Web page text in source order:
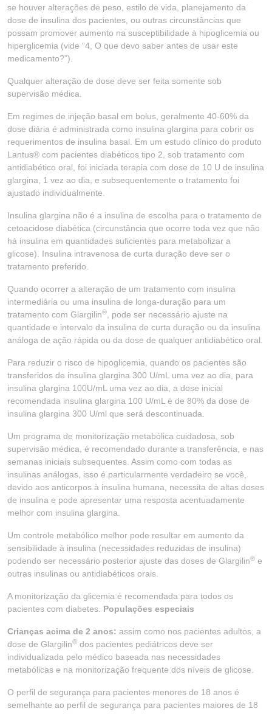
se houver alterações de peso, estilo de vida, planejamento da
dose de insulina dos pacientes, ou outras circunstâncias que
possam promover aumento na susceptibilidade à hipoglicemia ou
hiperglicemia (vide “4, O que devo saber antes de usar este
medicamento?”).
Qualquer alteração de dose deve ser feita somente sob
supervisão médica.
Em regimes de injeção basal em bolus, geralmente 40-60% da
dose diária é administrada como insulina glargina para cobrir os
requerimentos de insulina basal. Em um estudo clínico do produto
Lantus® com pacientes diabéticos tipo 2, sob tratamento com
antidiabético oral, foi iniciada terapia com dose de 10 U de insulina
glargina, 1 vez ao dia, e subsequentemente o tratamento foi
ajustado individualmente.
Insulina glargina não é a insulina de escolha para o tratamento de
cetoacidose diabética (circunstância que ocorre toda vez que não
há insulina em quantidades suficientes para metabolizar a
glicose). Insulina intravenosa de curta duração deve ser o
tratamento preferido.
Quando ocorrer a alteração de um tratamento com insulina
intermediária ou uma insulina de longa-duração para um
tratamento com Glargilin®
, pode ser necessário ajuste na
quantidade e intervalo da insulina de curta duração ou da insulina
análoga de ação rápida ou da dose de qualquer antidiabético oral.
Para reduzir o risco de hipoglicemia, quando os pacientes são
transferidos de insulina glargina 300 U/mL uma vez ao dia, para
insulina glargina 100U/mL uma vez ao dia, a dose inicial
recomendada insulina glargina 100 U/mL é de 80% da dose de
insulina glargina 300 U/ml que será descontinuada.
Um programa de monitorização metabólica cuidadosa, sob
supervisão médica, é recomendado durante a transferência, e nas
semanas iniciais subsequentes. Assim como com todas as
insulinas análogas, isso é particularmente verdadeiro se você,
devido aos anticorpos à insulina humana, necessita de altas doses
de insulina e pode apresentar uma resposta acentuadamente
melhor com insulina glargina.
Um controle metabólico melhor pode resultar em aumento da
sensibilidade à insulina (necessidades reduzidas de insulina)
podendo ser necessário posterior ajuste das doses de Glargilin® e
outras insulinas ou antidiabéticos orais.
A monitorização da glicemia é recomendada para todos os
pacientes com diabetes. Populações especiais
Crianças acima de 2 anos: assim como nos pacientes adultos, a
dose de Glargilin® dos pacientes pediátricos deve ser
individualizada pelo médico baseada nas necessidades
metabólicas e na monitorização frequente dos níveis de glicose.
O perfil de segurança para pacientes menores de 18 anos é
semelhante ao perfil de segurança para pacientes maiores de 18